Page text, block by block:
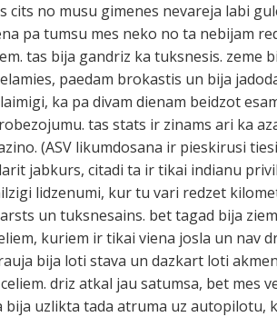
no musu gimenes nevareja labi
pa tumsu mes neko no ta nebijam
tas bija gandriz ka tuksnesis. zeme
paedam brokastis un bija
ka pa divam dienam beidzot
tas stats ir zinams ari ka
(ASV likumdosana ir pieskirusi
jabkurs, citadi ta ir tikai indianu
lidzenumi, kur tu vari redzet
un tuksnesains. bet tagad bija
kuriem ir tikai viena josla un nav
bija loti stava un dazkart loti
driz atkal jau satumsa, bet mes
uzlikta tada atruma uz autopilotu,